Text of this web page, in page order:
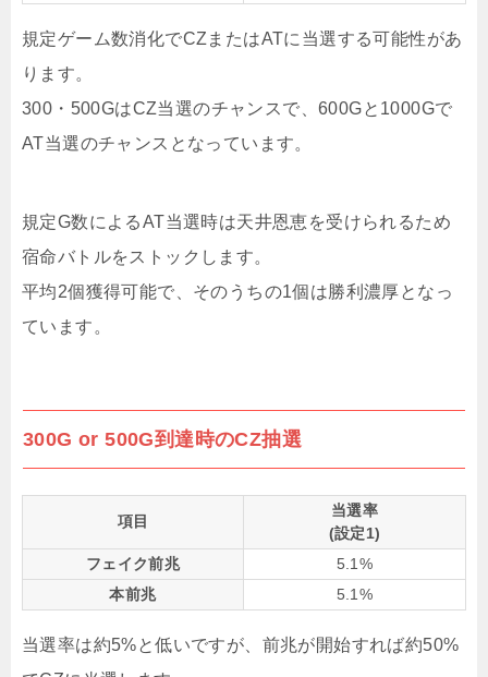
規定ゲーム数消化でCZまたはATに当選する可能性があ
ります。
300・500GはCZ当選のチャンスで、600Gと1000Gで
AT当選のチャンスとなっています。
規定G数によるAT当選時は天井恩恵を受けられるため
宿命バトルをストックします。
平均2個獲得可能で、そのうちの1個は勝利濃厚となっ
ています。
300G or 500G到達時のCZ抽選
項目
当選率
(設定1)
フェイク前兆
5.1%
本前兆
5.1%
当選率は約5%と低いですが、前兆が開始すれば約50%